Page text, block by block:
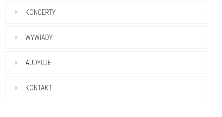
KONCERTY
WYWIADY
AUDYCJE
KONTAKT